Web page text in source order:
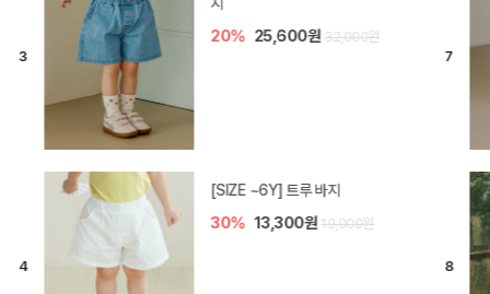
30%
엘로디 니트 아기 바지
20% 16,000원 20,000원